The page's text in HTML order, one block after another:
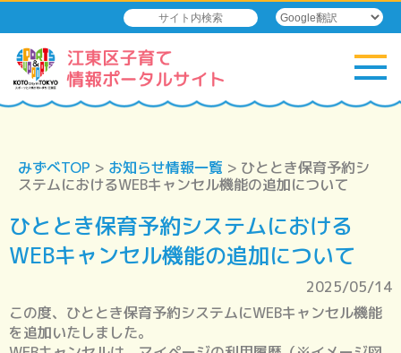
みずべTOP > お知らせ情報一覧 > ひととき保育予約シ
ステムにおけるWEBキャンセル機能の追加について
ひととき保育予約システムにおける
WEBキャンセル機能の追加について
2025/05/14
この度、ひととき保育予約システムにWEBキャンセル機能
を追加いたしました。